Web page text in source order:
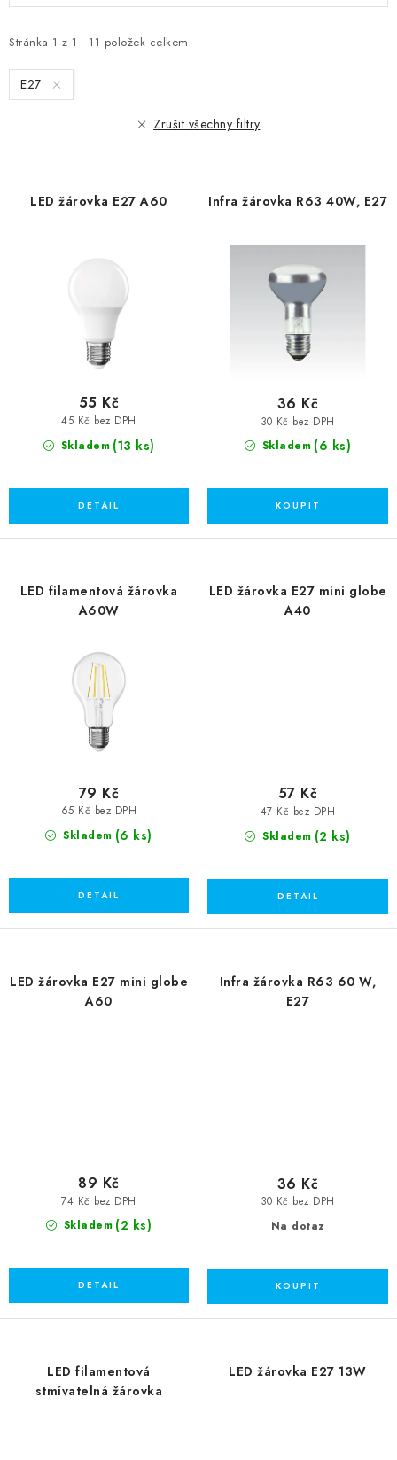
i
s
p
Stránka 1 z 1 - 11 položek celkem
e
n
í E27
Zrušit všechny filtry
LED žárovka E27 A60
Skladem (13 ks)
45 Kč bez DPH
55 Kč
Infra žárovka R63 40W, E27
Skladem (6 ks)
30 Kč bez DPH
36 Kč
LED filamentová žárovka
A60W
Skladem (6 ks)
65 Kč bez DPH
79 Kč
LED žárovka E27 mini globe
A40
Skladem (2 ks)
47 Kč bez DPH
57 Kč
LED žárovka E27 mini globe
A60
Skladem (2 ks)
74 Kč bez DPH
89 Kč
Infra žárovka R63 60 W,
E27
Na dotaz
30 Kč bez DPH
36 Kč
LED filamentová
stmívatelná žárovka
LED žárovka E27 13W